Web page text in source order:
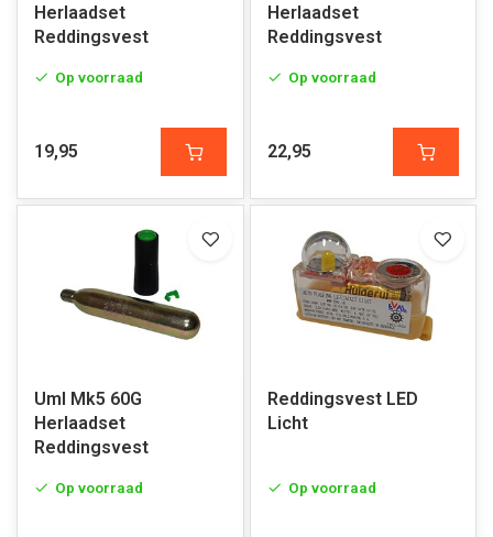
Herlaadset
Reddingsvest
Op voorraad
19,95
Herlaadset
Reddingsvest
Op voorraad
22,95
Uml Mk5 60G
Herlaadset
Reddingsvest
Op voorraad
Reddingsvest LED
Licht
Op voorraad